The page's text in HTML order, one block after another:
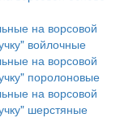
на ворсовой
войлочные
на ворсовой
поролоновые
на ворсовой
шерстяные